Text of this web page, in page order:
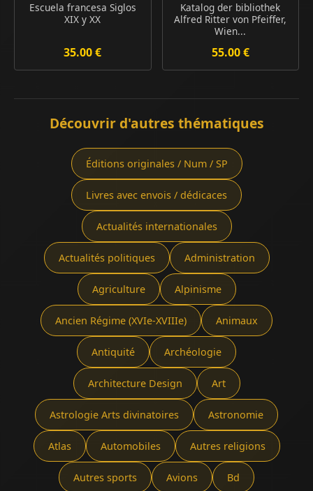
Escuela francesa Siglos
XIX y XX
35.00 €
Katalog der bibliothek
Alfred Ritter von Pfeiffer,
Wien...
55.00 €
Découvrir d'autres thématiques
Éditions originales / Num / SP
Livres avec envois / dédicaces
Actualités internationales
Actualités politiques Administration
Agriculture Alpinisme
Ancien Régime (XVIe-XVIIIe) Animaux
Antiquité Archéologie
Architecture Design Art
Astrologie Arts divinatoires Astronomie
Atlas Automobiles Autres religions
Autres sports Avions Bd